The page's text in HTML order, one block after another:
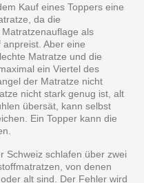
Kauf eines Toppers eine
da die
als
Aber eine
Matratze und die
ein Viertel des
der Matratze nicht
nicht stark genug ist, alt
übersät, kann selbst
Ein Topper kann die
Schweiz schlafen über zwei
von denen
alt sind. Der Fehler wird